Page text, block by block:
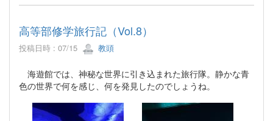
高等部修学旅行記（Vol.8）
投稿日時 : 07/15 教頭
海遊館では、神秘な世界に引き込まれた旅行隊。静かな青
色の世界で何を感じ、何を発見したのでしょうね。